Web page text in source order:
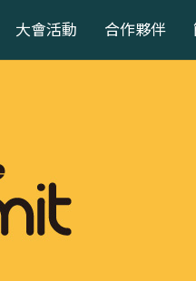
大會活動 合作夥伴